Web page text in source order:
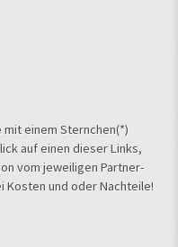
einem Sternchen(*)
auf einen dieser Links,
vom jeweiligen Partner-
Kosten und oder Nachteile!